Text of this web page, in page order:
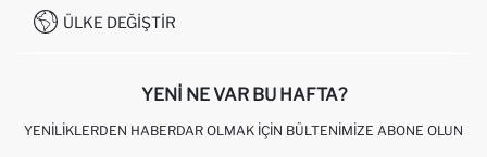
KAMPANYALAR
0850 333 22 86
ÜLKE DEĞIŞTIR
YENI NE VAR BU HAFTA?
YENILIKLERDEN HABERDAR OLMAK İÇIN BÜLTENIMIZE ABONE OLUN